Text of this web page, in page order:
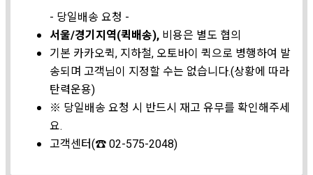
- 당일배송 요청 -
서울/경기지역(퀵배송), 비용은 별도 협의
기본 카카오퀵, 지하철, 오토바이 퀵으로 병행하여 발
송되며 고객님이 지정할 수는 없습니다.(상황에 따라
탄력운용)
※ 당일배송 요청 시 반드시 재고 유무를 확인해주세
요.
고객센터(☎ 02-575-2048)